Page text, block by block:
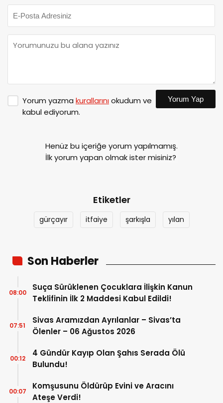
Yorum yazma kurallarınıokudum ve
kabul ediyorum.
Yorum Yap
Henüz bu içeriğe yorum yapılmamış.
İlk yorum yapan olmak ister misiniz?
Etiketler
gürçayır itfaiye şarkışla yılan
Son Haberler
Suça Sürüklenen Çocuklara İlişkin Kanun
Teklifinin İlk 2 Maddesi Kabul Edildi!
08:00
Sivas Aramızdan Ayrılanlar – Sivas’ta
Ölenler – 06 Ağustos 2026
07:51
4 Gündür Kayıp Olan Şahıs Serada Ölü
Bulundu!
00:12
Komşusunu Öldürüp Evini ve Aracını
Ateşe Verdi!
00:07